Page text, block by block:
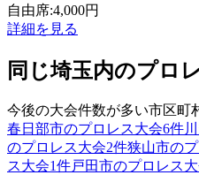
自由席:4,000円
詳細を見る
同じ埼玉内のプロ
今後の大会件数が多い市区町
春日部市のプロレス大会6件
のプロレス大会2件狭山市の
ス大会1件戸田市のプロレス